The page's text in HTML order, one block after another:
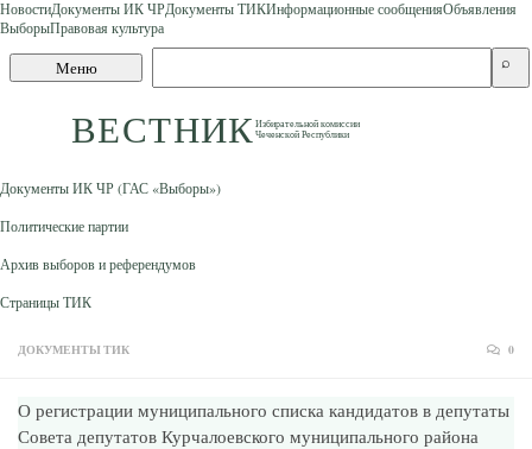
Skip to content
НовостиДокументы ИК ЧРДокументы ТИКИнформационные сообщенияОбъявления
ВыборыПравовая культура
Меню
ВЕСТНИКИзбирательной комиссии
Чеченской Республики
сайту
⌕
Документы ИК ЧР (ГАС «Выборы»)
Политические партии
Архив выборов и референдумов
Страницы ТИК
ДОКУМЕНТЫ ТИК 0
О регистрации муниципального списка кандидатов в депутаты
Совета депутатов Курчалоевского муниципального района